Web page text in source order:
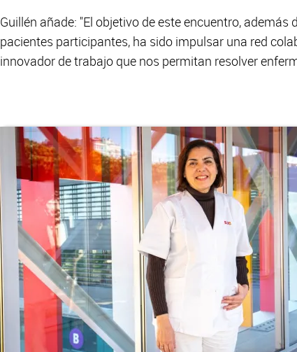
Guillén añade: "El objetivo de este encuentro,
pacientes participantes, ha sido impulsar una red
innovador de trabajo que nos permitan resolver